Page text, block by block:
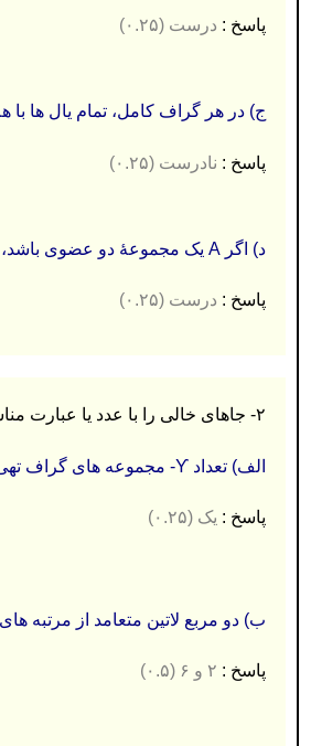
پاسخ : درست (۰.۲۵)
ج) در هر گراف کامل، تمام یال ها با
پاسخ : نادرست (۰.۲۵)
د) اگر A یک مجموعۀ دو عضوی باشد، آن گاه فقط دو تابع پوشا مانند f: A→ A وجود دارد.
پاسخ : درست (۰.۲۵)
۲- جاهای خالی را با عدد یا عبارت مناسب مناسب کامل کنید. (۱ نمره)
الف) تعداد ϒ- مجموعه های گراف تهی از مرتبۀ ۴ ، برابر با …………… است.
پاسخ : یک (۰.۲۵)
ب) دو مربع لاتین متعامد از مرتبه های ۱، …………و ………. وجود
پاسخ :